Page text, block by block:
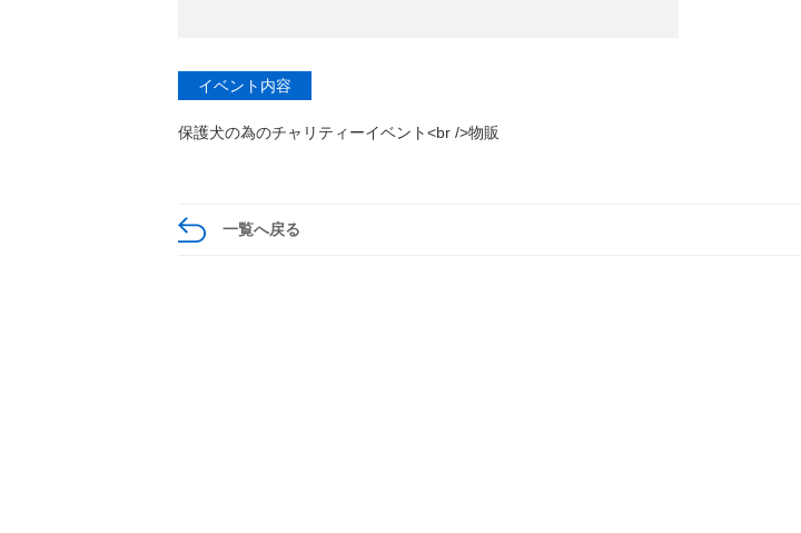
イベント内容
保護犬の為のチャリティーイベント<br />物販
一覧へ戻る